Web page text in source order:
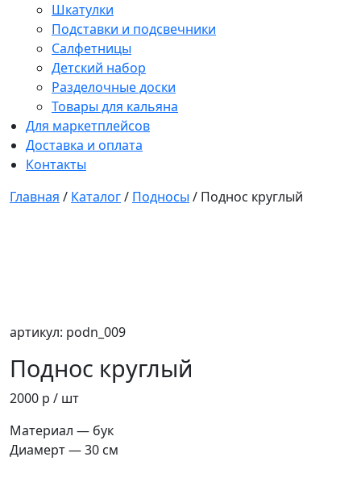
Шкатулки
Подставки и подсвечники
Салфетницы
Детский набор
Разделочные доски
Товары для кальяна
Для маркетплейсов
Доставка и оплата
Контакты
Главная / Каталог/ Подносы / Поднос круглый
артикул: podn_009
Поднос круглый
2000 р / шт
Материал — бук
Диамерт — 30 см